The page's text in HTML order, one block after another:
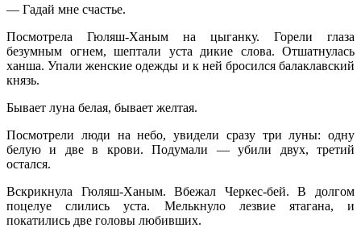
— Гадай мне счастье.
Посмотрела Гюляш-Ханым на цыганку. Горели глаза
безумным огнем, шептали уста дикие слова. Отшатнулась
ханша. Упали женские одежды и к ней бросился балаклавский
князь.
Бывает луна белая, бывает желтая.
Посмотрели люди на небо, увидели сразу три луны: одну
белую и две в крови. Подумали — убили двух, третий
остался.
Вскрикнула Гюляш-Ханым. Вбежал Черкес-бей. В долгом
поцелуе слились уста. Мелькнуло лезвие ятагана, и
покатились две головы любивших.